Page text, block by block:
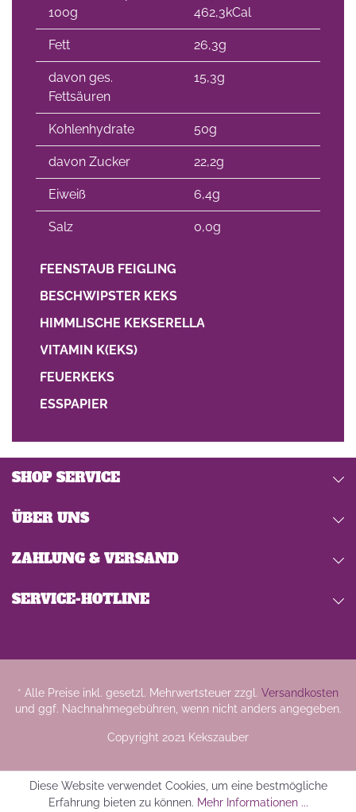
100g
462,3kCal
Fett 26,3g
davon ges.
Fettsäuren
15,3g
Kohlenhydrate 50g
davon Zucker 22,2g
Eiweiß 6,4g
Salz 0,0g
FEENSTAUB FEIGLING
BESCHWIPSTER KEKS
HIMMLISCHE KEKSERELLA
VITAMIN K(EKS)
FEUERKEKS
ESSPAPIER
SERVICE-HOTLINE
SHOP SERVICE
ÜBER UNS
ZAHLUNG & VERSAND
* Alle Preise inkl. gesetzl. Mehrwertsteuer zzgl. Versandkosten
und ggf. Nachnahmegebühren, wenn nicht anders angegeben.
Copyright 2021 Kekszauber
Diese Website verwendet Cookies, um eine bestmögliche
Erfahrung bieten zu können. Mehr Informationen ...